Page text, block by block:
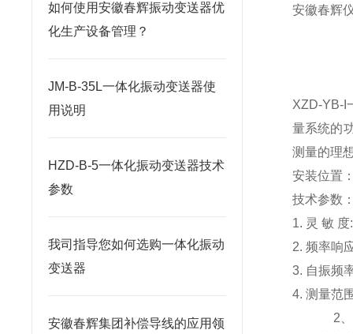
如何使用安徽春辉振动变送器优
化生产设备管理？
JM-B-35L一体化振动变送器使
用说明
HZD-B-5一体化振动变送器技术
参数
我司指导您如何选购一体化振动
变送器
安徽春辉集团补偿导线的应用领
安徽春辉
XZD-YB-I
量系统的
测量的理
安装位置
技术参数
1. 灵 敏
2. 频率响
3. 自振频
4. 测量范
2、0～